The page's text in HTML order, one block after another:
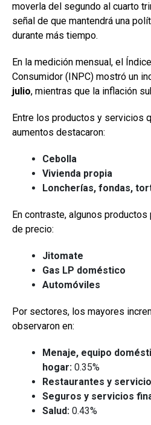
moverla del segundo al cuarto
señal de que mantendrá una
durante más tiempo.
En la medición mensual, el
Consumidor (INPC) mostró un
julio, mientras que la inflación
Entre los productos y servicios
aumentos destacaron:
Cebolla
Vivienda propia
Loncherías, fondas,
En contraste, algunos
de precio:
Jitomate
Gas LP doméstico
Automóviles
Por sectores, los mayores
observaron en:
Menaje, equipo
hogar: 0.35%
Restaurantes y
Seguros y servicios
Salud: 0.43%